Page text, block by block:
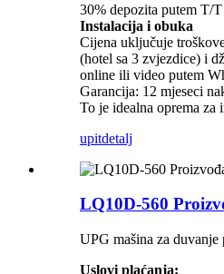
30% depozita putem T/
Instalacija i obuka
Cijena uključuje
(hotel sa 3 zvjezdice) i
online ili video putem
Garancija: 12 mjeseci
To je idealna oprema
upitdetalj
LQ10D-560
UPG mašina za
Uslovi plaćanja: